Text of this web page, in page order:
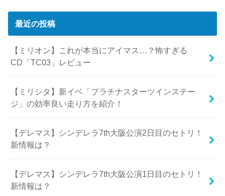
最近の投稿
【ミリオン】これが本当にアイマス…？怖すぎる
CD「TC03」レビュー
【ミリシタ】新イベ「プラチナスターツインステー
ジ」の効率良い走り方を紹介！
【デレマス】シンデレラ7th大阪公演2日目のセトリ！
新情報は？
【デレマス】シンデレラ7th大阪公演1日目のセトリ！
新情報は？